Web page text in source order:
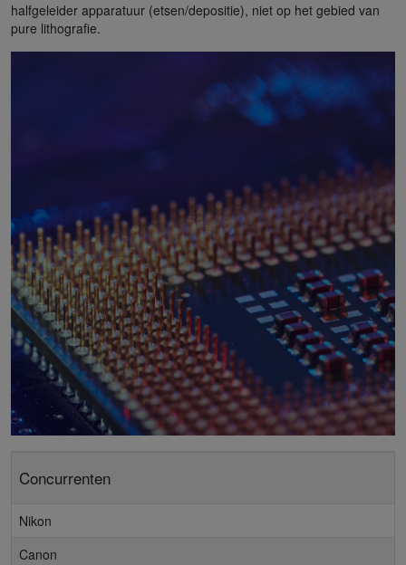
halfgeleider apparatuur (etsen/depositie), niet op het gebied van
pure lithografie.
Concurrenten
Nikon
Canon